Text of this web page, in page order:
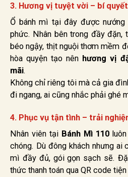
3. Hương vị tuyệt vời – bí
Ổ bánh mì tại đây được nướng
phức. Nhân bên trong đầy đặn,
béo ngậy, thịt nguội thơm mềm
hòa quyện tạo nên hương vị
mãi.
Không chỉ riêng tôi mà cả gia
đi ngang, ai cũng nhắc phải ghé
4. Phục vụ tận tình – trải
Nhân viên tại Bánh Mì 110luôn
chóng. Dù đông khách nhưng ai
mì đầy đủ, gói gọn sạch sẽ.
thức thanh toán qua QR code